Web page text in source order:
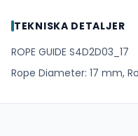
TEKNISKA DETALJER
ROPE GUIDE S4D2D03_17
Rope Diameter: 17 mm,